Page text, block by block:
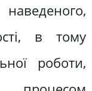
в тому
роботи,